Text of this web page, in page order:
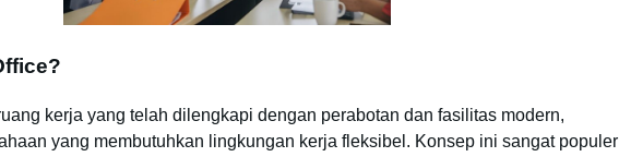
kerja yang telah dilengkapi dengan perabotan dan fasilitas modern,
yang membutuhkan lingkungan kerja fleksibel. Konsep ini sangat populer